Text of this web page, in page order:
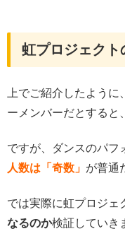
虹プロジェクト
上でご紹介したよう
ーメンバーだとすると
ですが、ダンスのパフ
人数は「奇数」 が普通
では実際に虹プロジェ
なるのか検証していき